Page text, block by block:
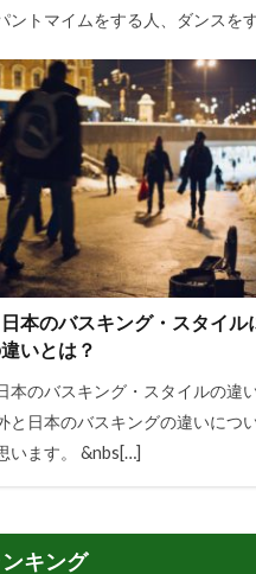
ントマイムをする人、ダンスを
本のバスキング・スタイル
いとは？
本のバスキング・スタイルの違
と日本のバスキングの違いにつ
います。 &nbs[…]
キング